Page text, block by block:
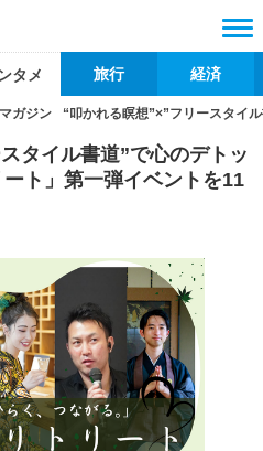
タメ 旅行 経済
マガジン “叩かれる瞑想”×”フリースタイ
タイル書道”で心のデトッ
ト」第一弾イベントを11